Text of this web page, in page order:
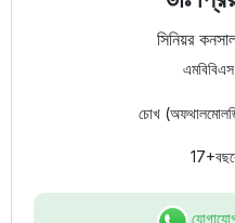
সিনিয়র
চোখ
17+